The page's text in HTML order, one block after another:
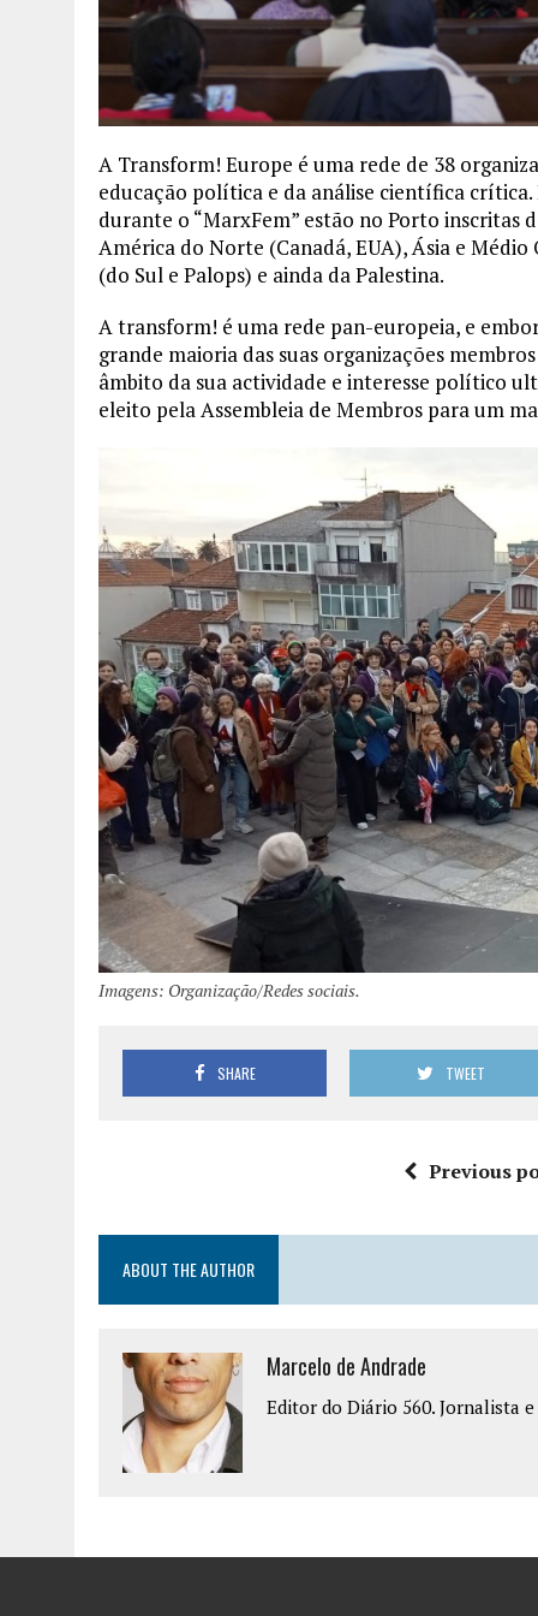
A Transform! Europe é uma rede de 38
educação política e da análise científica
durante o “MarxFem” estão no Porto inscritas
América do Norte (Canadá, EUA), Ásia e
(do Sul e Palops) e ainda da Palestina.
A transform! é uma rede pan-europeia, e
grande maioria das suas organizações
âmbito da sua actividade e interesse político
eleito pela Assembleia de Membros para um
Imagens: Organização/Redes sociais.
SHARE TWEET
Previous
ABOUT THE AUTHOR
Marcelo de Andrade
Editor do Diário 560. Jornalista